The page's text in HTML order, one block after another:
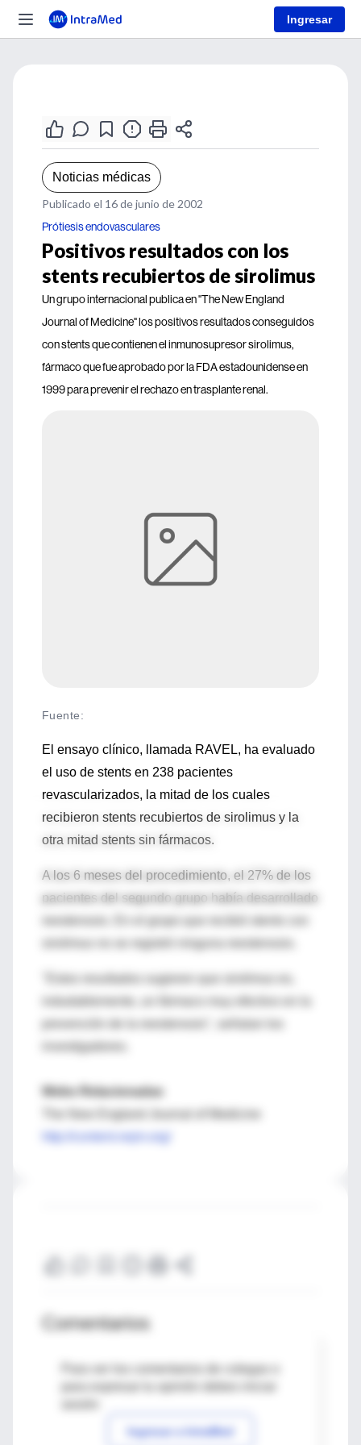
Ingresar
Noticias médicas
Publicado el 16 de junio de 2002
Prótiesis endovasculares
Positivos resultados con los
stents recubiertos de sirolimus
Un grupo internacional publica en "The New England
Journal of Medicine" los positivos resultados conseguidos
con stents que contienen el inmunosupresor sirolimus,
fármaco que fue aprobado por la FDA estadounidense en
1999 para prevenir el rechazo en trasplante renal.
Fuente:
El ensayo clínico, llamada RAVEL, ha evaluado
el uso de stents en 238 pacientes
revascularizados, la mitad de los cuales
recibieron stents recubiertos de sirolimus y la
otra mitad stents sin fármacos.
A los 6 meses del procedimiento, el 27% de los
pacientes del segundo grupo había desarrollado
reestenosis. En el grupo que recibió stents con
sirolimus no se registró ninguna reestenosis.
"Estos resultados sugieren que sirolimus es,
investigadores.
Webs Relacionadas
The New England Journal of Medicine
Comentarios
Para ver los comentarios de colegas o
Ingresar a IntraMed